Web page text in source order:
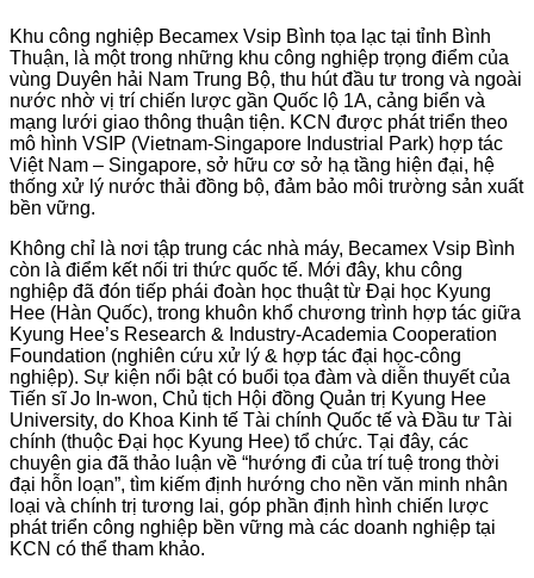
Khu công nghiệp Becamex Vsip Bình tọa lạc tại tỉnh Bình
Thuận, là một trong những khu công nghiệp trọng điểm của
vùng Duyên hải Nam Trung Bộ, thu hút đầu tư trong và ngoài
nước nhờ vị trí chiến lược gần Quốc lộ 1A, cảng biển và
mạng lưới giao thông thuận tiện. KCN được phát triển theo
mô hình VSIP (Vietnam-Singapore Industrial Park) hợp tác
Việt Nam – Singapore, sở hữu cơ sở hạ tầng hiện đại, hệ
thống xử lý nước thải đồng bộ, đảm bảo môi trường sản xuất
bền vững.
Không chỉ là nơi tập trung các nhà máy, Becamex Vsip Bình
còn là điểm kết nối tri thức quốc tế. Mới đây, khu công
nghiệp đã đón tiếp phái đoàn học thuật từ Đại học Kyung
Hee (Hàn Quốc), trong khuôn khổ chương trình hợp tác giữa
Kyung Hee’s Research & Industry-Academia Cooperation
Foundation (nghiên cứu xử lý & hợp tác đại học-công
nghiệp). Sự kiện nổi bật có buổi tọa đàm và diễn thuyết của
Tiến sĩ Jo In-won, Chủ tịch Hội đồng Quản trị Kyung Hee
University, do Khoa Kinh tế Tài chính Quốc tế và Đầu tư Tài
chính (thuộc Đại học Kyung Hee) tổ chức. Tại đây, các
chuyên gia đã thảo luận về “hướng đi của trí tuệ trong thời
đại hỗn loạn”, tìm kiếm định hướng cho nền văn minh nhân
loại và chính trị tương lai, góp phần định hình chiến lược
phát triển công nghiệp bền vững mà các doanh nghiệp tại
KCN có thể tham khảo.